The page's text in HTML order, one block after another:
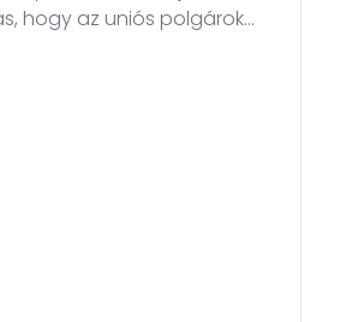
hogy az uniós polgárok